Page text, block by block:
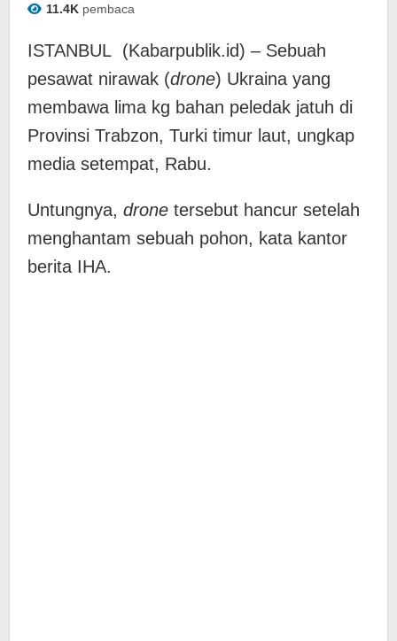
11.4K pembaca
ISTANBUL (Kabarpublik.id) – Sebuah
pesawat nirawak (drone) Ukraina yang
membawa lima kg bahan peledak jatuh di
Provinsi Trabzon, Turki timur laut, ungkap
media setempat, Rabu.
Untungnya, drone tersebut hancur setelah
menghantam sebuah pohon, kata kantor
berita IHA.